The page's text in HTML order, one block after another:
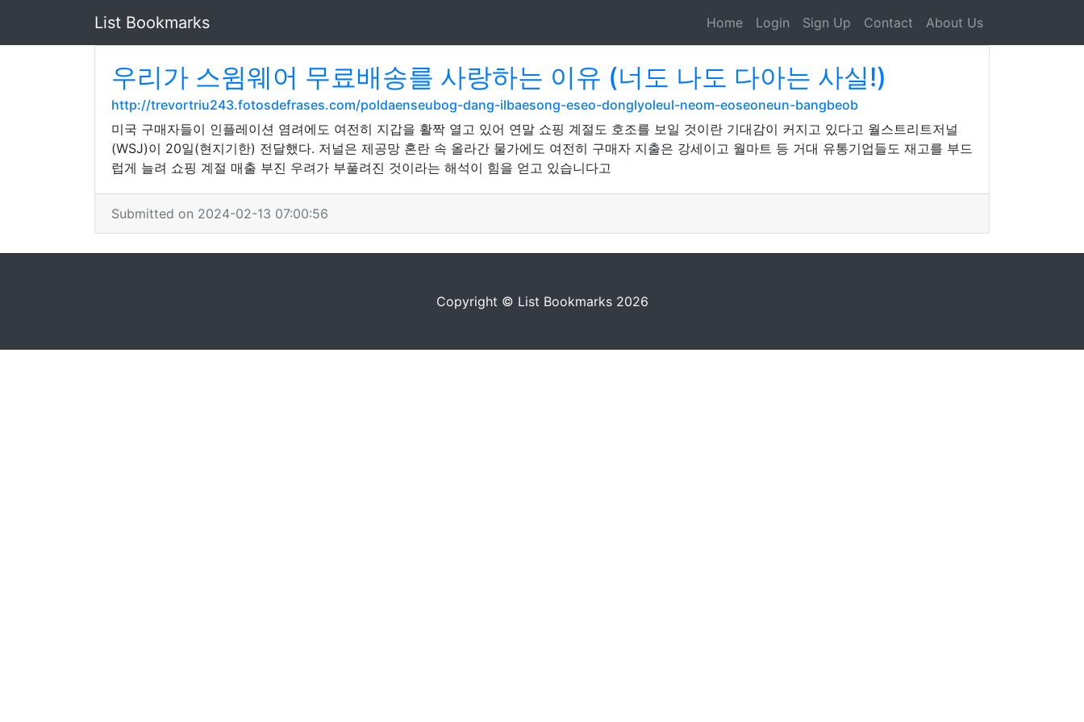
List Bookmarks Home Login Sign Up Contact About Us
우리가 스윔웨어 무료배송를 사랑하는 이유 (너도 나도 다아는 사실!)
http://trevortriu243.fotosdefrases.com/poldaenseubog-dang-ilbaesong-eseo-donglyoleul-neom-eoseoneun-bangbeob
미국 구매자들이 인플레이션 염려에도 여전히 지갑을 활짝 열고 있어 연말 쇼핑 계절도 호조를 보일 것이란 기대감이 커지고 있다고 월스트리트저널
(WSJ)이 20일(현지기한) 전달했다. 저널은 제공망 혼란 속 올라간 물가에도 여전히 구매자 지출은 강세이고 월마트 등 거대 유통기업들도 재고를 부드
럽게 늘려 쇼핑 계절 매출 부진 우려가 부풀려진 것이라는 해석이 힘을 얻고 있습니다고
Submitted on 2024-02-13 07:00:56
Copyright © List Bookmarks 2026